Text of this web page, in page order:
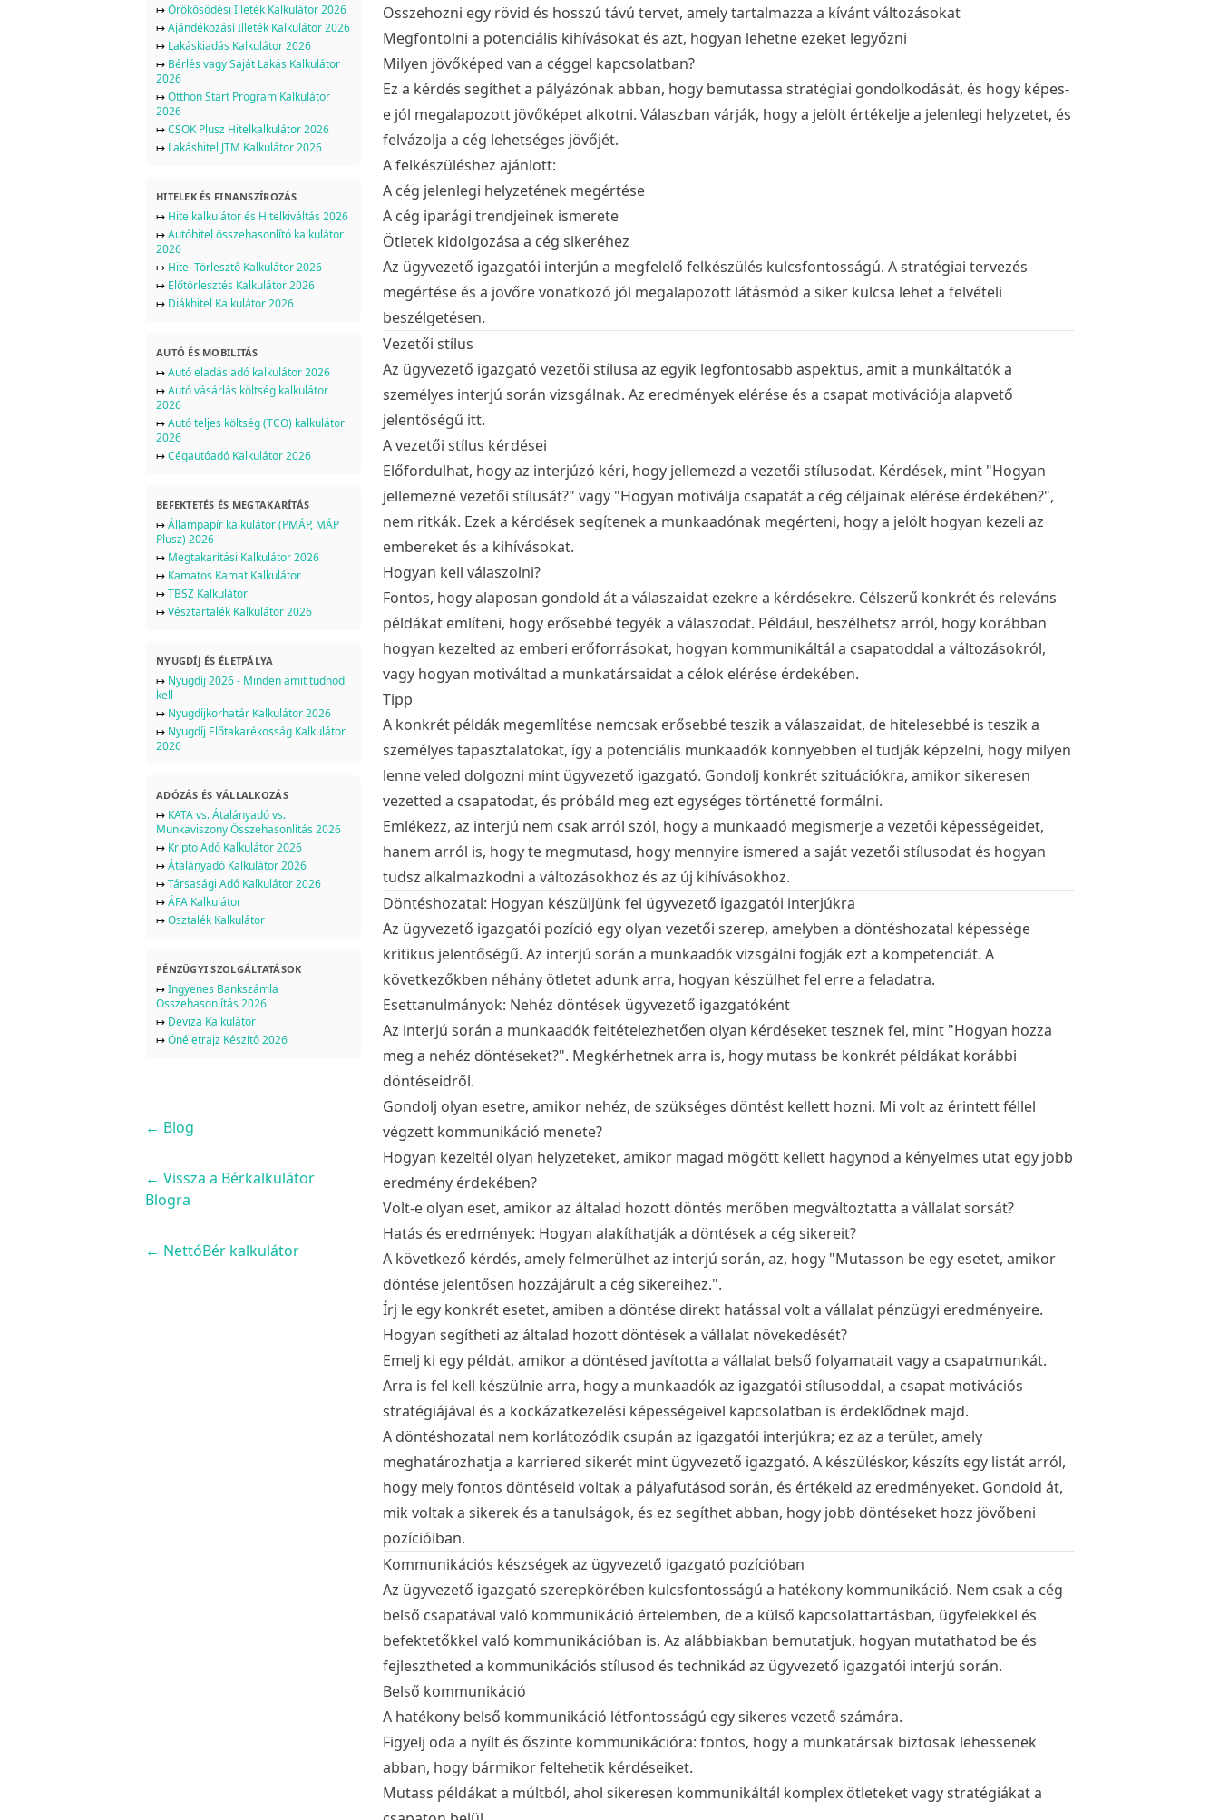
Összehozni egy rövid és hosszú távú tervet, amely tartalmazza a kívánt változásokat
Megfontolni a potenciális kihívásokat és azt, hogyan lehetne ezeket legyőzni
Milyen jövőképed van a céggel kapcsolatban?
Ez a kérdés segíthet a pályázónak abban, hogy bemutassa stratégiai gondolkodását, és hogy képes-
e jól megalapozott jövőképet alkotni. Válaszban várják, hogy a jelölt értékelje a jelenlegi helyzetet, és
felvázolja a cég lehetséges jövőjét.
A felkészüléshez ajánlott:
A cég jelenlegi helyzetének megértése
A cég iparági trendjeinek ismerete
Ötletek kidolgozása a cég sikeréhez
Az ügyvezető igazgatói interjún a megfelelő felkészülés kulcsfontosságú. A stratégiai tervezés
megértése és a jövőre vonatkozó jól megalapozott látásmód a siker kulcsa lehet a felvételi
beszélgetésen.
Vezetői stílus
Az ügyvezető igazgató vezetői stílusa az egyik legfontosabb aspektus, amit a munkáltatók a
személyes interjú során vizsgálnak. Az eredmények elérése és a csapat motivációja alapvető
jelentőségű itt.
A vezetői stílus kérdései
Előfordulhat, hogy az interjúzó kéri, hogy jellemezd a vezetői stílusodat. Kérdések, mint "Hogyan
jellemezné vezetői stílusát?" vagy "Hogyan motiválja csapatát a cég céljainak elérése érdekében?",
nem ritkák. Ezek a kérdések segítenek a munkaadónak megérteni, hogy a jelölt hogyan kezeli az
embereket és a kihívásokat.
Hogyan kell válaszolni?
Fontos, hogy alaposan gondold át a válaszaidat ezekre a kérdésekre. Célszerű konkrét és releváns
példákat említeni, hogy erősebbé tegyék a válaszodat. Például, beszélhetsz arról, hogy korábban
hogyan kezelted az emberi erőforrásokat, hogyan kommunikáltál a csapatoddal a változásokról,
vagy hogyan motiváltad a munkatársaidat a célok elérése érdekében.
Tipp
A konkrét példák megemlítése nemcsak erősebbé teszik a válaszaidat, de hitelesebbé is teszik a
személyes tapasztalatokat, így a potenciális munkaadók könnyebben el tudják képzelni, hogy milyen
lenne veled dolgozni mint ügyvezető igazgató. Gondolj konkrét szituációkra, amikor sikeresen
vezetted a csapatodat, és próbáld meg ezt egységes történetté formálni.
Emlékezz, az interjú nem csak arról szól, hogy a munkaadó megismerje a vezetői képességeidet,
hanem arról is, hogy te megmutasd, hogy mennyire ismered a saját vezetői stílusodat és hogyan
tudsz alkalmazkodni a változásokhoz és az új kihívásokhoz.
Döntéshozatal: Hogyan készüljünk fel ügyvezető igazgatói interjúkra
Az ügyvezető igazgatói pozíció egy olyan vezetői szerep, amelyben a döntéshozatal képessége
kritikus jelentőségű. Az interjú során a munkaadók vizsgálni fogják ezt a kompetenciát. A
következőkben néhány ötletet adunk arra, hogyan készülhet fel erre a feladatra.
Esettanulmányok: Nehéz döntések ügyvezető igazgatóként
Az interjú során a munkaadók feltételezhetően olyan kérdéseket tesznek fel, mint "Hogyan hozza
meg a nehéz döntéseket?". Megkérhetnek arra is, hogy mutass be konkrét példákat korábbi
döntéseidről.
Gondolj olyan esetre, amikor nehéz, de szükséges döntést kellett hozni. Mi volt az érintett féllel
végzett kommunikáció menete?
Hogyan kezeltél olyan helyzeteket, amikor magad mögött kellett hagynod a kényelmes utat egy jobb
eredmény érdekében?
Volt-e olyan eset, amikor az általad hozott döntés merőben megváltoztatta a vállalat sorsát?
Hatás és eredmények: Hogyan alakíthatják a döntések a cég sikereit?
A következő kérdés, amely felmerülhet az interjú során, az, hogy "Mutasson be egy esetet, amikor
döntése jelentősen hozzájárult a cég sikereihez.".
Írj le egy konkrét esetet, amiben a döntése direkt hatással volt a vállalat pénzügyi eredményeire.
Hogyan segítheti az általad hozott döntések a vállalat növekedését?
Emelj ki egy példát, amikor a döntésed javította a vállalat belső folyamatait vagy a csapatmunkát.
Arra is fel kell készülnie arra, hogy a munkaadók az igazgatói stílusoddal, a csapat motivációs
stratégiájával és a kockázatkezelési képességeivel kapcsolatban is érdeklődnek majd.
A döntéshozatal nem korlátozódik csupán az igazgatói interjúkra; ez az a terület, amely
meghatározhatja a karriered sikerét mint ügyvezető igazgató. A készüléskor, készíts egy listát arról,
hogy mely fontos döntéseid voltak a pályafutásod során, és értékeld az eredményeket. Gondold át,
mik voltak a sikerek és a tanulságok, és ez segíthet abban, hogy jobb döntéseket hozz jövőbeni
pozícióiban.
Kommunikációs készségek az ügyvezető igazgató pozícióban
Az ügyvezető igazgató szerepkörében kulcsfontosságú a hatékony kommunikáció. Nem csak a cég
belső csapatával való kommunikáció értelemben, de a külső kapcsolattartásban, ügyfelekkel és
befektetőkkel való kommunikációban is. Az alábbiakban bemutatjuk, hogyan mutathatod be és
fejlesztheted a kommunikációs stílusod és technikád az ügyvezető igazgatói interjú során.
Belső kommunikáció
A hatékony belső kommunikáció létfontosságú egy sikeres vezető számára.
Figyelj oda a nyílt és őszinte kommunikációra: fontos, hogy a munkatársak biztosak lehessenek
abban, hogy bármikor feltehetik kérdéseiket.
Mutass példákat a múltból, ahol sikeresen kommunikáltál komplex ötleteket vagy stratégiákat a
↦Örökösödési Illeték Kalkulátor 2026
↦Ajándékozási Illeték Kalkulátor 2026
↦ Lakáskiadás Kalkulátor 2026
↦ Bérlés vagy Saját Lakás Kalkulátor
2026
↦Otthon Start Program Kalkulátor
2026
↦CSOK Plusz Hitelkalkulátor 2026
↦ Lakáshitel JTM Kalkulátor 2026
HITELEK ÉS FINANSZÍROZÁS
↦ Hitelkalkulátor és Hitelkiváltás 2026
↦Autóhitel összehasonlító kalkulátor
2026
↦ Hitel Törlesztő Kalkulátor 2026
↦ Előtörlesztés Kalkulátor 2026
↦ Diákhitel Kalkulátor 2026
AUTÓ ÉS MOBILITÁS
↦Autó eladás adó kalkulátor 2026
↦Autó vásárlás költség kalkulátor
2026
↦Autó teljes költség (TCO) kalkulátor
2026
↦Cégautóadó Kalkulátor 2026
BEFEKTETÉS ÉS MEGTAKARÍTÁS
↦Állampapír kalkulátor (PMÁP, MÁP
Plusz) 2026
↦ Megtakarítási Kalkulátor 2026
↦ Kamatos Kamat Kalkulátor
↦TBSZ Kalkulátor
↦Vésztartalék Kalkulátor 2026
NYUGDÍJ ÉS ÉLETPÁLYA
↦ Nyugdíj 2026 - Minden amit tudnod
kell
↦ Nyugdíjkorhatár Kalkulátor 2026
↦ Nyugdíj Előtakarékosság Kalkulátor
2026
ADÓZÁS ÉS VÁLLALKOZÁS
↦ KATA vs. Átalányadó vs.
Munkaviszony Összehasonlítás 2026
↦ Kripto Adó Kalkulátor 2026
↦Átalányadó Kalkulátor 2026
↦Társasági Adó Kalkulátor 2026
↦ÁFA Kalkulátor
↦Osztalék Kalkulátor
PÉNZÜGYI SZOLGÁLTATÁSOK
↦Ingyenes Bankszámla
Összehasonlítás 2026
↦ Deviza Kalkulátor
↦Önéletrajz Készítő 2026
← Blog
← Vissza a Bérkalkulátor
Blogra
← NettóBér kalkulátor